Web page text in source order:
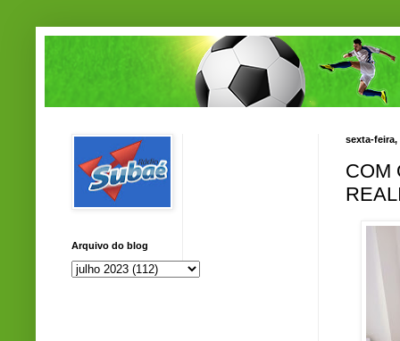
sexta-feira,
COM
Arquivo do blog